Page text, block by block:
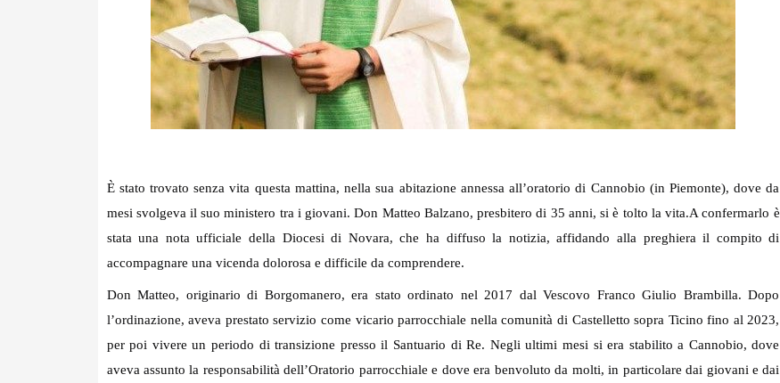
È stato trovato senza vita questa mattina, nella sua abitazione annessa all’oratorio di Cannobio (in Piemonte), dove da
mesi svolgeva il suo ministero tra i giovani. Don Matteo Balzano, presbitero di 35 anni, si è tolto la vita.A confermarlo è
stata una nota ufficiale della Diocesi di Novara, che ha diffuso la notizia, affidando alla preghiera il compito di
accompagnare una vicenda dolorosa e difficile da comprendere.
Don Matteo, originario di Borgomanero, era stato ordinato nel 2017 dal Vescovo Franco Giulio Brambilla. Dopo
l’ordinazione, aveva prestato servizio come vicario parrocchiale nella comunità di Castelletto sopra Ticino fino al 2023,
per poi vivere un periodo di transizione presso il Santuario di Re. Negli ultimi mesi si era stabilito a Cannobio, dove
aveva assunto la responsabilità dell’Oratorio parrocchiale e dove era benvoluto da molti, in particolare dai giovani e dai